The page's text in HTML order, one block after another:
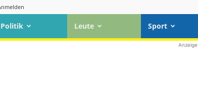
Politik Leute Sport
Anzeige